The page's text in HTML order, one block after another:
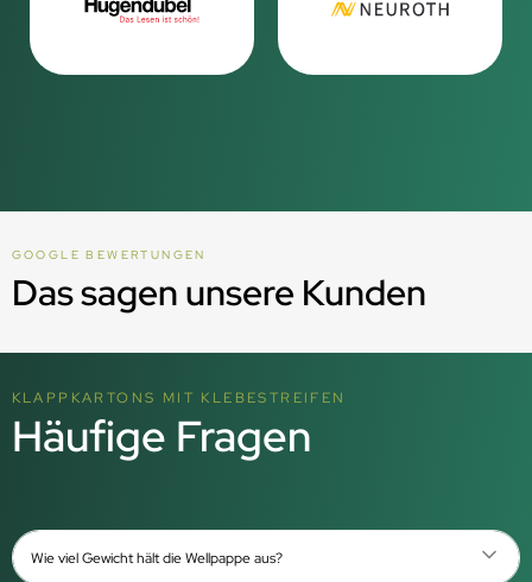
GOOGLE BEWERTUNGEN
Das sagen unsere Kunden
KLAPPKARTONS MIT KLEBESTREIFEN
Häufige Fragen
Wie viel Gewicht hält die Wellpappe aus?